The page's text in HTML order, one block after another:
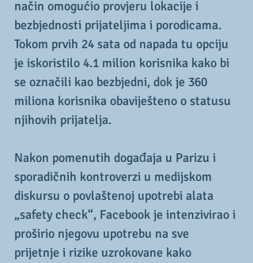
način omogućio provjeru lokacije i
bezbjednosti prijateljima i porodicama.
Tokom prvih 24 sata od napada tu opciju
je iskoristilo 4.1 milion korisnika kako bi
se označili kao bezbjedni, dok je 360
miliona korisnika obaviješteno o statusu
njihovih prijatelja.
Nakon pomenutih događaja u Parizu i
sporadičnih kontroverzi u medijskom
diskursu o povlaštenoj upotrebi alata
„safety check“, Facebook je intenzivirao i
proširio njegovu upotrebu na sve
prijetnje i rizike uzrokovane kako